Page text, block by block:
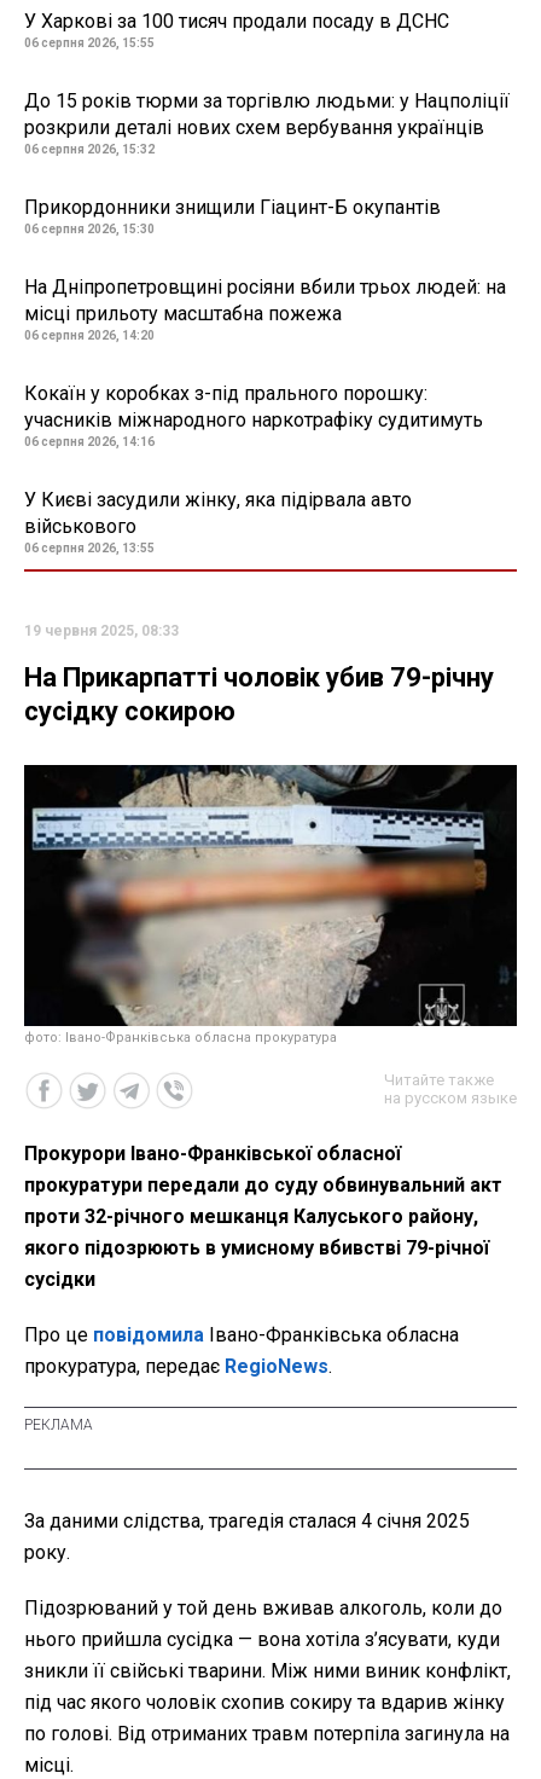
У Харкові за 100 тисяч продали посаду в ДСНС
06 серпня 2026, 15:55
До 15 років тюрми за торгівлю людьми: у Нацполіції
розкрили деталі нових схем вербування українців
06 серпня 2026, 15:32
Прикордонники знищили Гіацинт-Б окупантів
06 серпня 2026, 15:30
На Дніпропетровщині росіяни вбили трьох людей: на
місці прильоту масштабна пожежа
06 серпня 2026, 14:20
Кокаїн у коробках з-під прального порошку:
учасників міжнародного наркотрафіку судитимуть
06 серпня 2026, 14:16
У Києві засудили жінку, яка підірвала авто
військового
06 серпня 2026, 13:55
19 червня 2025, 08:33
На Прикарпатті чоловік убив 79-річну
сусідку сокирою
фото: Івано-Франківська обласна прокуратура
Читайте также
на русском языке
Прокурори Івано-Франківської обласної
прокуратури передали до суду обвинувальний акт
проти 32-річного мешканця Калуського району,
якого підозрюють в умисному вбивстві 79-річної
сусідки
Про це повідомила Івано-Франківська обласна
прокуратура, передає RegioNews.
За даними слідства, трагедія сталася 4 січня 2025
року.
Підозрюваний у той день вживав алкоголь, коли до
нього прийшла сусідка — вона хотіла з’ясувати, куди
зникли її свійські тварини. Між ними виник конфлікт,
під час якого чоловік схопив сокиру та вдарив жінку
по голові. Від отриманих травм потерпіла загинула на
місці.